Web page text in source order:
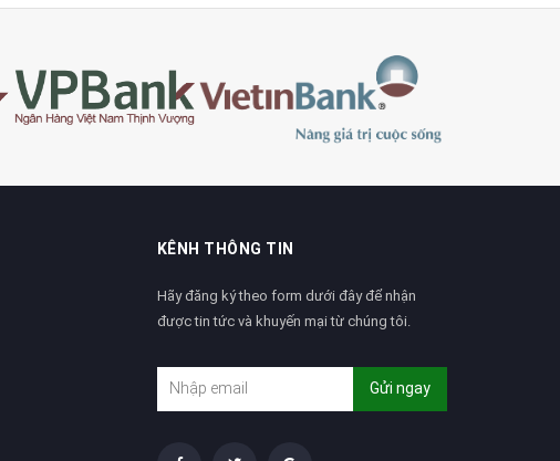
KÊNH THÔNG TIN
Hãy đăng ký theo form dưới đây để nhận
được tin tức và khuyến mại từ chúng tôi.
Gửi ngay